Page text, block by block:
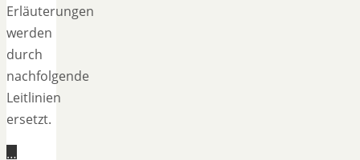
Erläuterungen
werden
durch
nachfolgende
Leitlinien
ersetzt.
…